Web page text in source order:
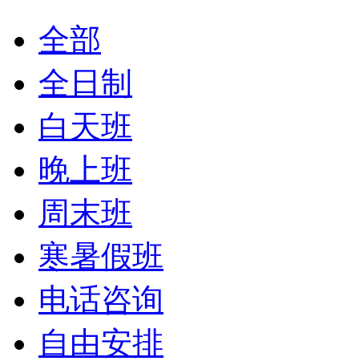
全部
全日制
白天班
晚上班
周末班
寒暑假班
电话咨询
自由安排